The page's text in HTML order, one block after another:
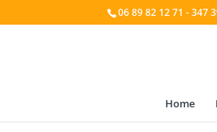
06 89 82 12 71 - 347
Home